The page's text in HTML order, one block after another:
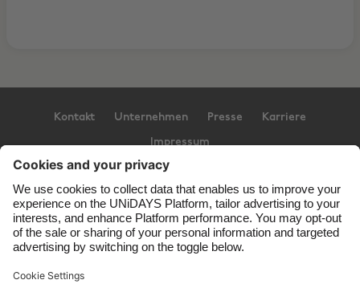
Kontakt Unternehmen Presse Karriere
Impressum